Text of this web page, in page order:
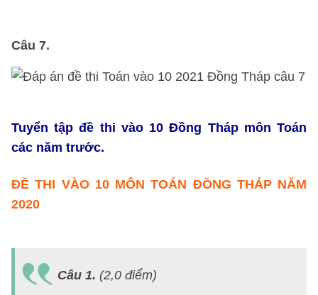
Câu 7.
Tuyển tập đề thi vào 10 Đồng Tháp môn Toán
các năm trước.
ĐỀ THI VÀO 10 MÔN TOÁN ĐỒNG THÁP NĂM
2020
Câu 1. (2,0 điểm)